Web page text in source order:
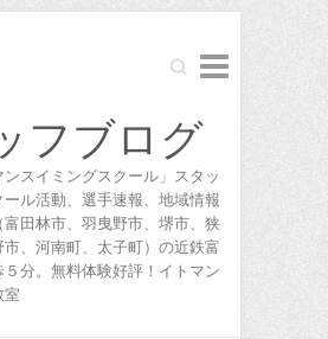
Search
フブログ
ンスイミングスクール」スタッ
ル活動、選手速報、地域情報
田林市、羽曳野市、堺市、狭
、河南町、太子町）の近鉄富
分。無料体験好評！イトマン
室